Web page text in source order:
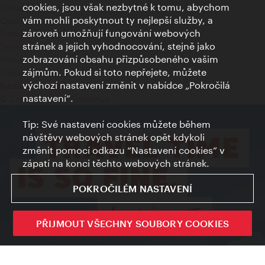
Kontakty
Credits
Prohlášení o ochraně osobních údajů
Terms of Use
Přístupnost
Kontakt pro tisk
Nastavení cookies
© Copyright Wien Tourismus
cookies, jsou však nezbytné k tomu, abychom
vám mohli poskytnout ty nejlepší služby, a
zároveň umožňují fungování webových
stránek a jejich vyhodnocování, stejně jako
zobrazování obsahu přizpůsobeného vašim
zájmům. Pokud si toto nepřejete, můžete
výchozí nastavení změnit v nabídce „Pokročilá
nastavení“.
Tip: Své nastavení cookies můžete během
návštěvy webových stránek opět kdykoli
změnit pomocí odkazu “Nastavení cookies” v
zápatí na konci těchto webových stránek.
POKROČILÉM NASTAVENÍ
PŘIJMOUT VŠECHNY SOUBORY COOKIES